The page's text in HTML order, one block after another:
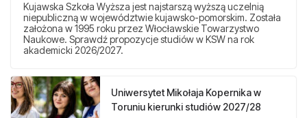
Kujawska Szkoła Wyższa jest najstarszą wyższą uczelnią
niepubliczną w województwie kujawsko-pomorskim. Została
założona w 1995 roku przez Włocławskie Towarzystwo
Naukowe. Sprawdź propozycje studiów w KSW na rok
akademicki 2026/2027.
Uniwersytet Mikołaja Kopernika w
Toruniu kierunki studiów 2027/28